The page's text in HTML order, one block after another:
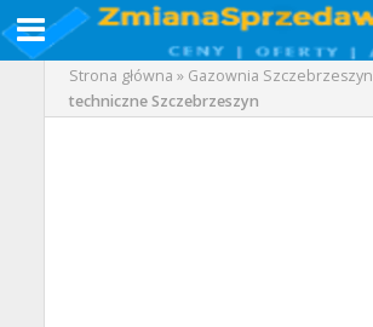
Strona główna » Gazownia Szczebrzeszyn
techniczne Szczebrzeszyn